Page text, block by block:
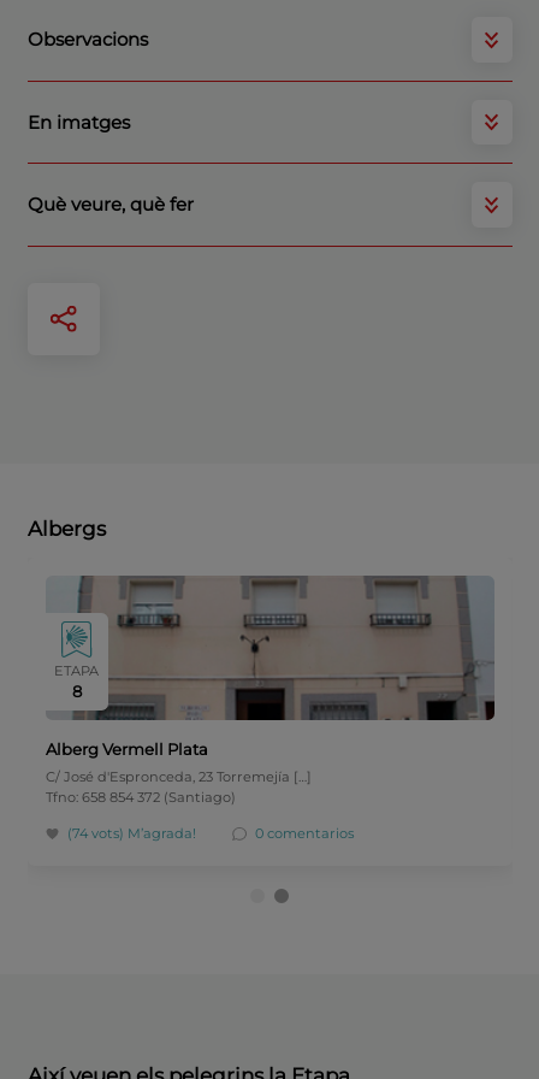
Observacions
En imatges
Què veure, què fer
Albergs
ETAPA
8
Alberg Vermell Plata
C/ José d'Espronceda, 23 Torremejía […]
Tfno: 658 854 372 (Santiago)
(74 vots) M’agrada! 0 comentarios